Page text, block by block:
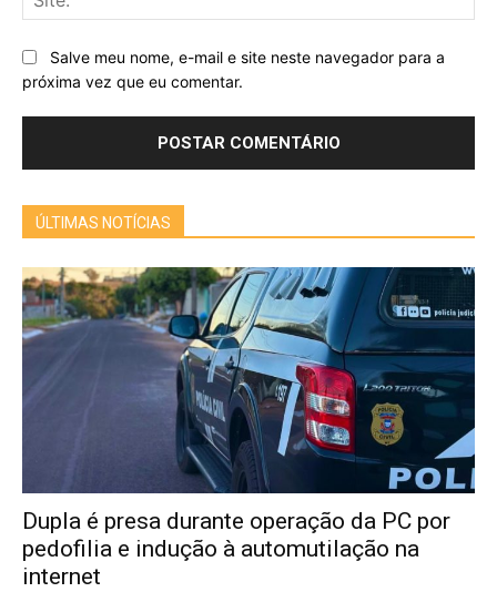
Salve meu nome, e-mail e site neste navegador para a
próxima vez que eu comentar.
ÚLTIMAS NOTÍCIAS
Dupla é presa durante operação da PC por
pedofilia e indução à automutilação na
internet